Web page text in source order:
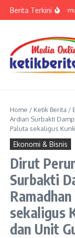
Berita Terkini
KPwBI
Home / Ketik Berita /
Ardian Surbakti
Paluta sekaligus
Ekonomi & Bisnis
Dirut
Surbakti
sekaligus
dan Unit